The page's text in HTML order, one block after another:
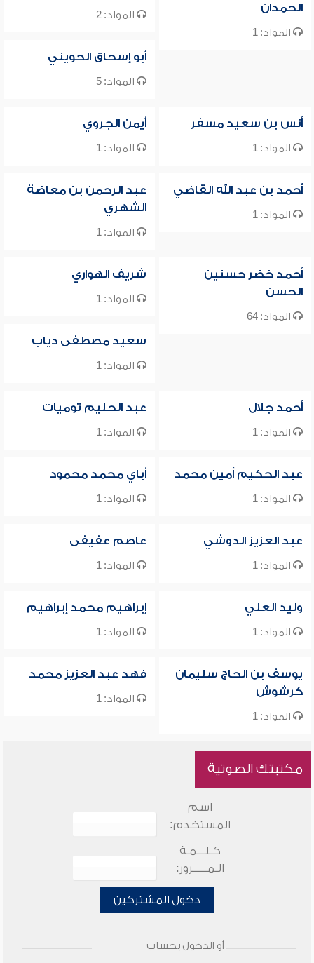
الحمدان
المواد: 1
المواد: 2
أبو إسحاق الحويني
المواد: 5
أنس بن سعيد مسفر
المواد: 1
أيمن الجروي
المواد: 1
أحمد بن عبد الله القاضي
المواد: 1
عبد الرحمن بن معاضة
الشهري
المواد: 1
أحمد خضر حسنين
الحسن
المواد: 64
شريف الهواري
المواد: 1
سعيد مصطفى دياب
المواد: 1
أحمد جلال
المواد: 1
عبد الحليم توميات
المواد: 1
عبد الحكيم أمين محمد
المواد: 1
أباي محمد محمود
المواد: 1
عبد العزيز الدوشي
المواد: 1
عاصم عفيفى
المواد: 1
وليد العلي
المواد: 1
إبراهيم محمد إبراهيم
المواد: 1
يوسف بن الحاج سليمان
كرشوش
المواد: 1
فهد عبد العزيز محمد
المواد: 1
مكتبتك الصوتية
اسم
المستخدم:
كـلـــمـة
الـمـــــرور:
دخول المشتركين
أو الدخول بحساب